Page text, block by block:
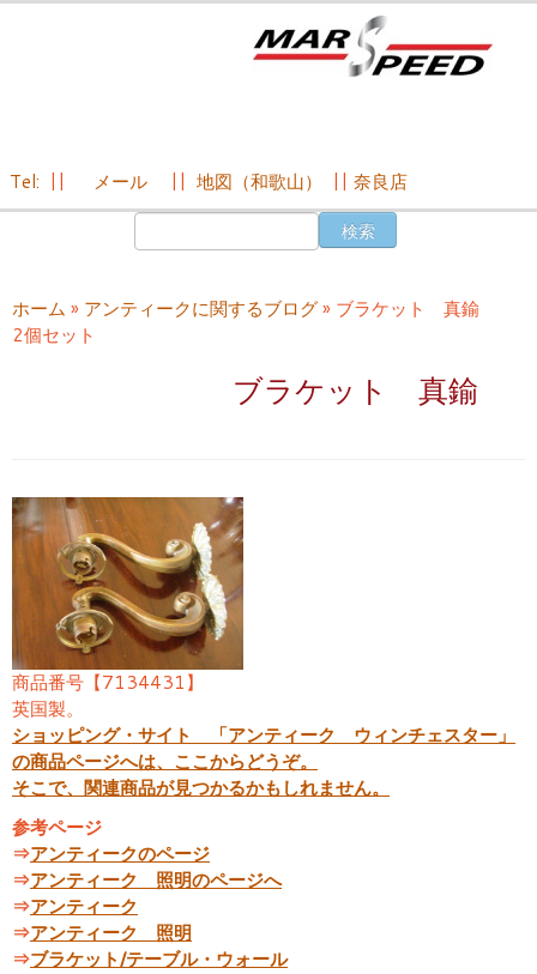
ン
ツ
Tel: メール 地図（和歌山） 奈良店
ホーム » アンティークに関するブログ» ブラケット 真鍮
2個セット
ブラケット 真鍮
商品番号【7134431】
英国製。
ショッピング・サイト 「アンティーク ウィンチェスター」
の商品ページへは、ここからどうぞ。
そこで、関連商品が見つかるかもしれません。
参考ページ
⇒アンティークのページ
⇒アンティーク 照明のページへ
⇒アンティーク
⇒アンティーク 照明
⇒ブラケット/テーブル・ウォール